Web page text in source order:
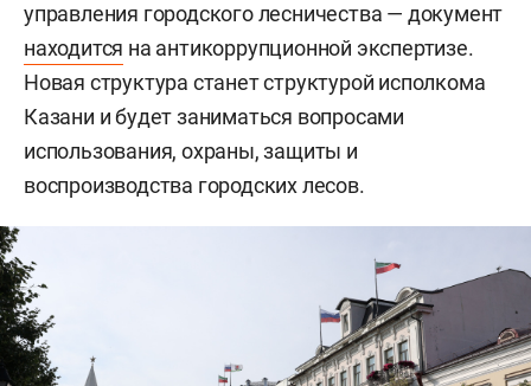
управления городского лесничества — документ
находится на антикоррупционной экспертизе.
Новая структура станет структурой исполкома
Казани и будет заниматься вопросами
использования, охраны, защиты и
воспроизводства городских лесов.